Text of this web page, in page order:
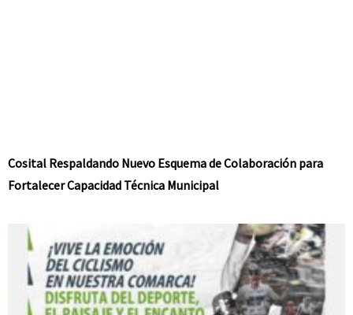
Cosital Respaldando Nuevo Esquema de Colaboración para
Fortalecer Capacidad Técnica Municipal